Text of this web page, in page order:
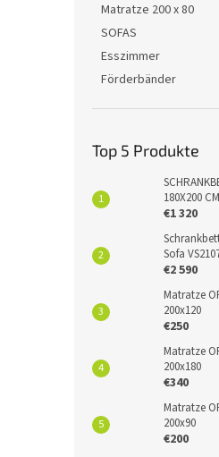
Matratze 200 x 80
SOFAS
Esszimmer
Förderbänder
Top 5 Produkte
180X200 CM
€1 320
Sofa
€2 590
Matratze
200x120
€250
Matratze
200x180
€340
Matratze
200x90
€200